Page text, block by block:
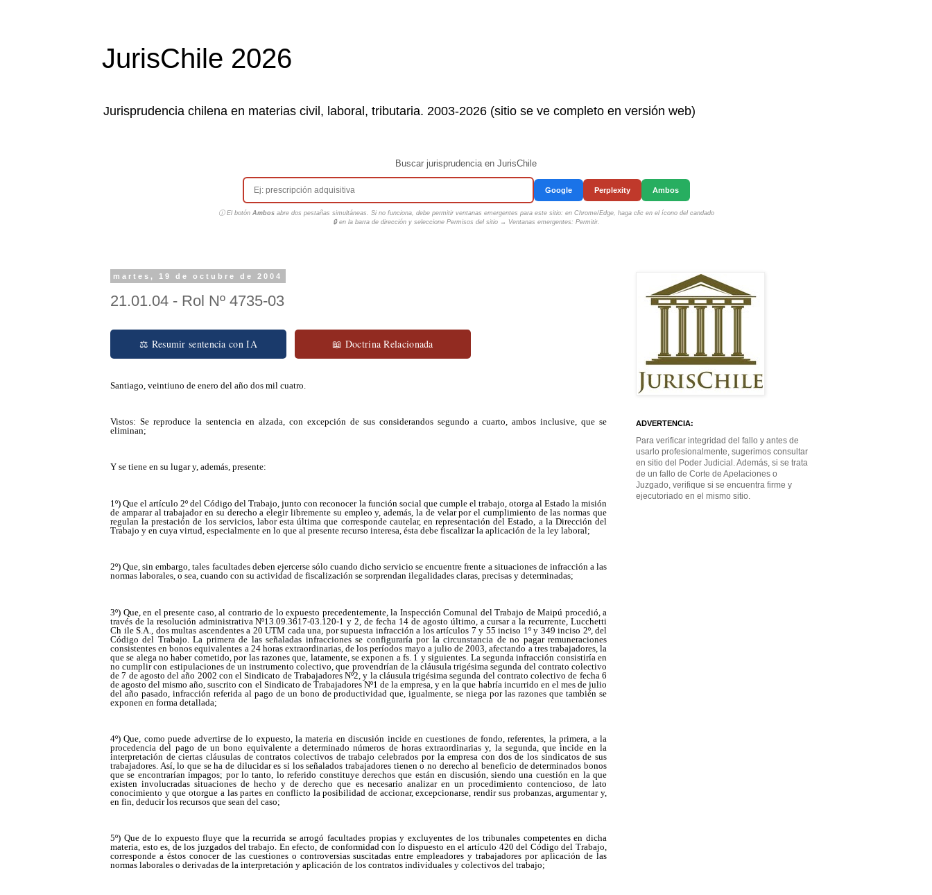
JurisChile 2026
Jurisprudencia chilena en materias civil, laboral, tributaria. 2003-2026 (sitio se ve completo en versión web)
Buscar jurisprudencia en JurisChile
Google Perplexity Ambos
ⓘ El botón Ambosabre dos pestañas simultáneas. Si no funciona, debe permitir ventanas emergentes para este sitio: en Chrome/Edge, haga clic en el ícono del candado
🔒 en la barra de dirección y seleccione Permisos del sitio → Ventanas emergentes: Permitir.
martes, 19 de octubre de 2004
21.01.04 - Rol Nº 4735-03
⚖ Resumir sentencia con IA 📖 Doctrina Relacionada
Santiago, veintiuno de enero del año dos mil cuatro.
Vistos: Se reproduce la sentencia en alzada, con excepción de sus considerandos segundo a cuarto, ambos inclusive, que se
eliminan;
Y se tiene en su lugar y, además, presente:
1º) Que el artículo 2º del Código del Trabajo, junto con reconocer la función social que cumple el trabajo, otorga al Estado la misión
de amparar al trabajador en su derecho a elegir libremente su empleo y, además, la de velar por el cumplimiento de las normas que
regulan la prestación de los servicios, labor esta última que corresponde cautelar, en representación del Estado, a la Dirección del
Trabajo y en cuya virtud, especialmente en lo que al presente recurso interesa, ésta debe fiscalizar la aplicación de la ley laboral;
2º) Que, sin embargo, tales facultades deben ejercerse sólo cuando dicho servicio se encuentre frente a situaciones de infracción a las
normas laborales, o sea, cuando con su actividad de fiscalización se sorprendan ilegalidades claras, precisas y determinadas;
3º) Que, en el presente caso, al contrario de lo expuesto precedentemente, la Inspección Comunal del Trabajo de Maipú procedió, a
través de la resolución administrativa Nº13.09.3617-03.120-1 y 2, de fecha 14 de agosto último, a cursar a la recurrente, Lucchetti
Ch ile S.A., dos multas ascendentes a 20 UTM cada una, por supuesta infracción a los artículos 7 y 55 inciso 1º y 349 inciso 2º, del
Código del Trabajo. La primera de las señaladas infracciones se configuraría por la circunstancia de no pagar remuneraciones
consistentes en bonos equivalentes a 24 horas extraordinarias, de los períodos mayo a julio de 2003, afectando a tres trabajadores, la
que se alega no haber cometido, por las razones que, latamente, se exponen a fs. 1 y siguientes. La segunda infracción consistiría en
no cumplir con estipulaciones de un instrumento colectivo, que provendrían de la cláusula trigésima segunda del contrato colectivo
de 7 de agosto del año 2002 con el Sindicato de Trabajadores Nº2, y la cláusula trigésima segunda del contrato colectivo de fecha 6
de agosto del mismo año, suscrito con el Sindicato de Trabajadores Nº1 de la empresa, y en la que habría incurrido en el mes de julio
del año pasado, infracción referida al pago de un bono de productividad que, igualmente, se niega por las razones que también se
exponen en forma detallada;
4º) Que, como puede advertirse de lo expuesto, la materia en discusión incide en cuestiones de fondo, referentes, la primera, a la
procedencia del pago de un bono equivalente a determinado números de horas extraordinarias y, la segunda, que incide en la
interpretación de ciertas cláusulas de contratos colectivos de trabajo celebrados por la empresa con dos de los sindicatos de sus
trabajadores. Así, lo que se ha de dilucidar es si los señalados trabajadores tienen o no derecho al beneficio de determinados bonos
que se encontrarían impagos; por lo tanto, lo referido constituye derechos que están en discusión, siendo una cuestión en la que
existen involucradas situaciones de hecho y de derecho que es necesario analizar en un procedimiento contencioso, de lato
conocimiento y que otorgue a las partes en conflicto la posibilidad de accionar, excepcionarse, rendir sus probanzas, argumentar y,
en fin, deducir los recursos que sean del caso;
5º) Que de lo expuesto fluye que la recurrida se arrogó facultades propias y excluyentes de los tribunales competentes en dicha
materia, esto es, de los juzgados del trabajo. En efecto, de conformidad con lo dispuesto en el artículo 420 del Código del Trabajo,
corresponde a éstos conocer de las cuestiones o controversias suscitadas entre empleadores y trabajadores por aplicación de las
normas laborales o derivadas de la interpretación y aplicación de los contratos individuales y colectivos del trabajo;
ADVERTENCIA:
Para verificar integridad del fallo y antes de
usarlo profesionalmente, sugerimos consultar
en sitio del Poder Judicial. Además, si se trata
de un fallo de Corte de Apelaciones o
Juzgado, verifique si se encuentra firme y
ejecutoriado en el mismo sitio.